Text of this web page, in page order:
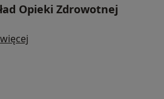
Opieki Zdrowotnej
więcej